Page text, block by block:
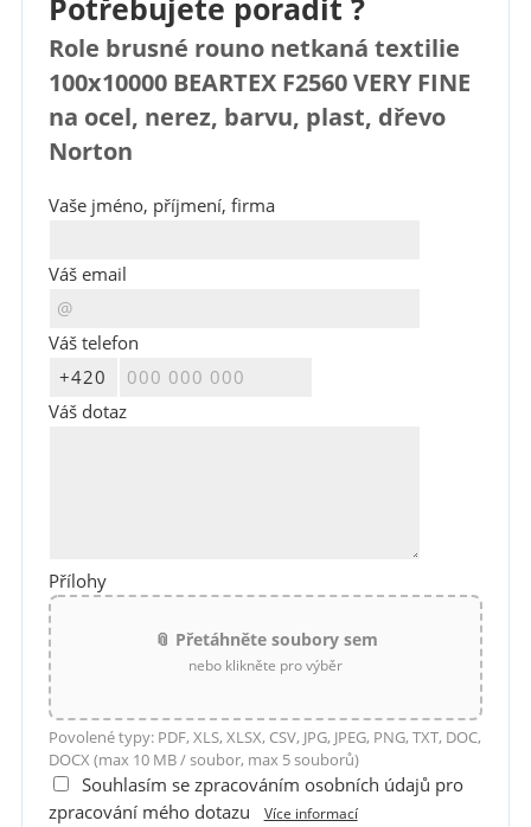
Potřebujete poradit ?
Role brusné rouno netkaná textilie
100x10000 BEARTEX F2560 VERY FINE
na ocel, nerez, barvu, plast, dřevo
Norton
Vaše jméno, příjmení, firma
Váš email
Váš telefon
Váš dotaz
Přílohy
📎 Přetáhněte soubory sem
nebo klikněte pro výběr
Povolené typy: PDF, XLS, XLSX, CSV, JPG, JPEG, PNG, TXT, DOC,
DOCX (max 10 MB / soubor, max 5 souborů)
Souhlasím se zpracováním osobních údajů pro
zpracování mého dotazu
Více informací